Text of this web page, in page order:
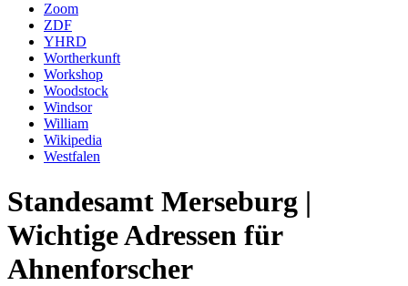
Zoom
ZDF
YHRD
Wortherkunft
Workshop
Woodstock
Windsor
William
Wikipedia
Westfalen
Standesamt Merseburg |
Wichtige Adressen für
Ahnenforscher